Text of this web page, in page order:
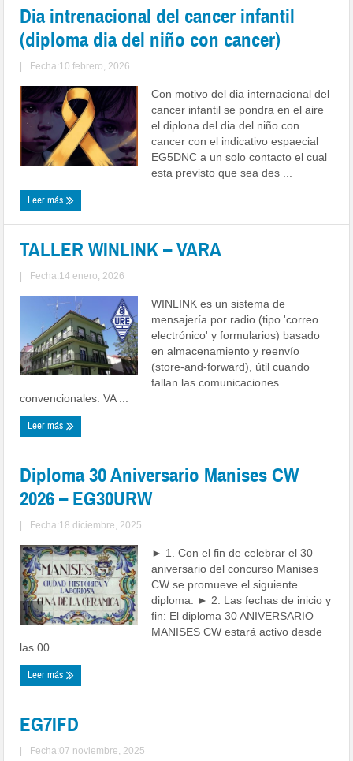
Dia intrenacional del cancer infantil
(diploma dia del niño con cancer)
| Fecha:10 febrero, 2026
Con motivo del dia internacional del
cancer infantil se pondra en el aire
el diplona del dia del niño con
cancer con el indicativo espaecial
EG5DNC a un solo contacto el cual
esta previsto que sea des ...
Leer más
TALLER WINLINK – VARA
| Fecha:14 enero, 2026
WINLINK es un sistema de
mensajería por radio (tipo 'correo
electrónico' y formularios) basado
en almacenamiento y reenvío
(store-and-forward), útil cuando
fallan las comunicaciones
convencionales. VA ...
Leer más
Diploma 30 Aniversario Manises CW
2026 – EG30URW
| Fecha:18 diciembre, 2025
► 1. Con el fin de celebrar el 30
aniversario del concurso Manises
CW se promueve el siguiente
diploma: ► 2. Las fechas de inicio y
fin: El diploma 30 ANIVERSARIO
MANISES CW estará activo desde
las 00 ...
Leer más
EG7IFD
| Fecha:07 noviembre, 2025